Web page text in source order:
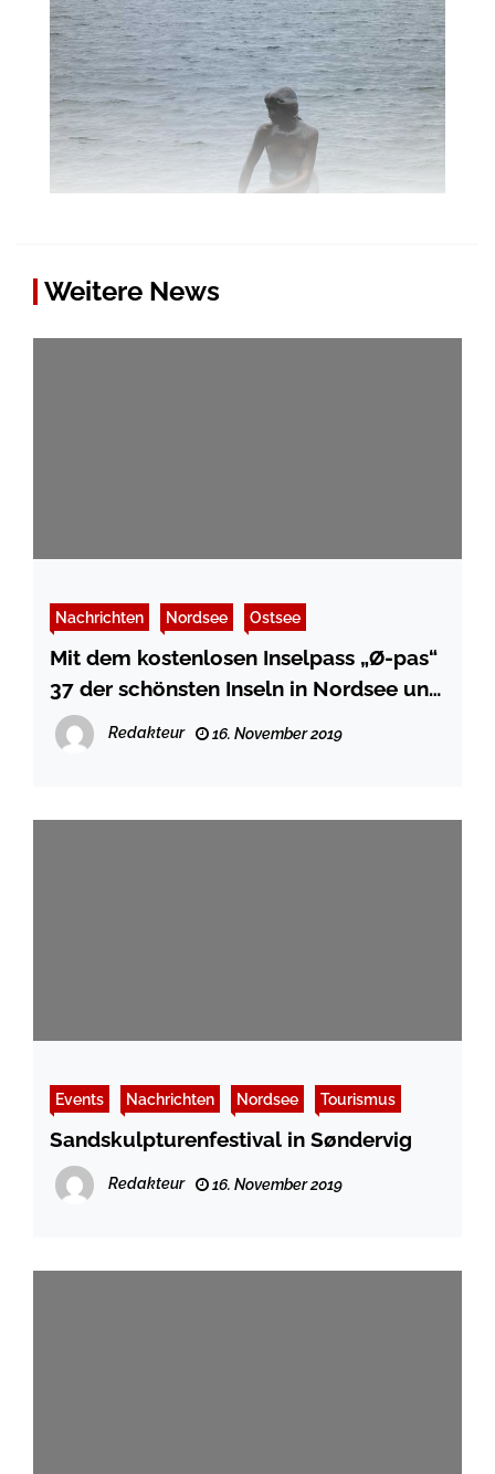
Weitere News
Nachrichten Nordsee Ostsee
Mit dem kostenlosen Inselpass „Ø-pas“
37 der schönsten Inseln in Nordsee und
Ostsee „sammeln“
Redakteur 16. November 2019
Events Nachrichten Nordsee Tourismus
Sandskulpturenfestival in Søndervig
Redakteur 16. November 2019